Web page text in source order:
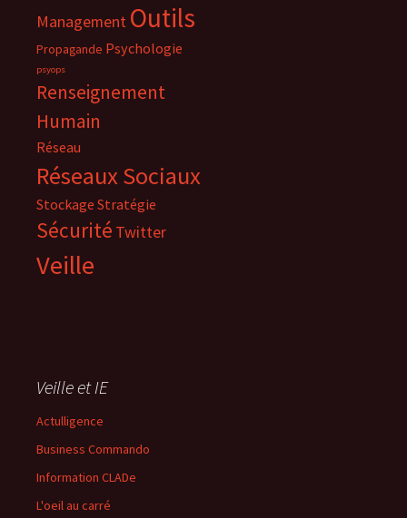
Management Outils
Propagande Psychologie
psyops
Renseignement
Humain
Réseau
Réseaux Sociaux
Stockage Stratégie
Sécurité Twitter
Veille
Veille et IE
Actulligence
Business Commando
Information CLADe
L'oeil au carré